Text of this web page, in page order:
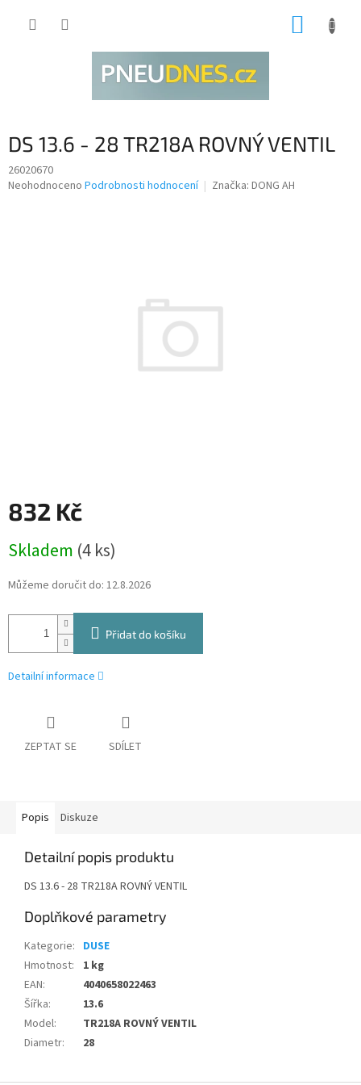
DS 13.6 - 28 TR218A ROVNÝ VENTIL
26020670
Průměrné
Neohodnoceno Podrobnosti hodnocení Značka: DONG AH
832 Kč
cena:
Skladem (4 ks)
Můžeme doručit do: 12.8.2026
Přidat do košíku
Detailní informace
ZEPTAT SE SDÍLET
Popis Diskuze
Detailní popis produktu
DS 13.6 - 28 TR218A ROVNÝ VENTIL
Doplňkové parametry
Kategorie: DUSE
Hmotnost:
1 kg
EAN:
4040658022463
Šířka:
13.6
Model:
TR218A ROVNÝ VENTIL
Diametr: 28